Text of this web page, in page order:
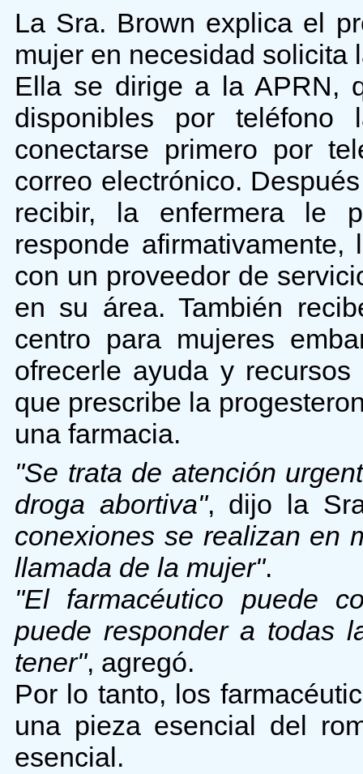
La Sra. Brown explica el
mujer en necesidad solicita
Ella se dirige a la APRN,
disponibles por
conectarse primero por
correo electrónico.
recibir, la enfermera le
responde
con un proveedor de
en su área. También
centro para mujeres
ofrecerle ayuda y
que prescribe la
una farmacia.
"Se trata de atención
droga abortiva", dijo la
conexiones se realizan en
llamada de la mujer".
"El farmacéutico puede
puede responder a todas
tener", agregó.
Por lo tanto, los
una pieza esencial del
esencial.